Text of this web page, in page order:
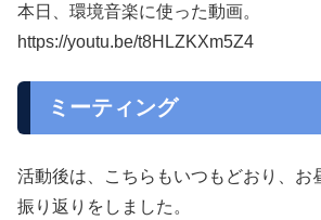
本日、環境音楽に使った動画。
https://youtu.be/t8HLZKXm5Z4
ミーティング
活動後は、こちらもいつもどおり、お
振り返りをしました。